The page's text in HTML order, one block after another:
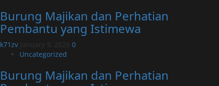
Burung Majikan dan Perhatian
Pembantu yang Istimewa
k71zv January 9, 2026 0
Uncategorized
Burung Majikan dan Perhatian